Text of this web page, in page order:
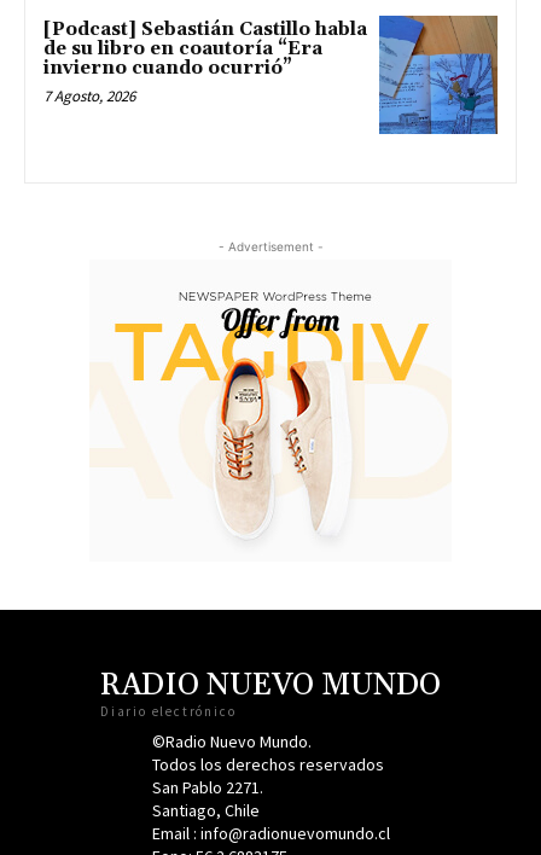
[Podcast] Sebastián Castillo habla
de su libro en coautoría “Era
invierno cuando ocurrió”
7 Agosto, 2026
- Advertisement -
RADIO NUEVO MUNDO
Diario electrónico
©Radio Nuevo Mundo.
Todos los derechos reservados
San Pablo 2271.
Santiago, Chile
Email : info@radionuevomundo.cl